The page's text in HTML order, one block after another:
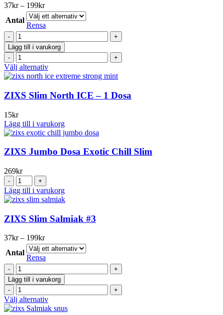
De
olika
väljas
produktsidan
37kr – 199krPrisintervall:
37kr
till
199kr
Antal
Rensa
LONKERO
Grapefruit
&
Gin
mängd
Lägg till i varukorg
LONKERO
Grapefruit
&
mängd
Välj alternativDen
här
har
flera
De
olika
alternativen
kan
väljas
ZIXS Slim North ICE – 1 Dosa
15kr
Lägg till i varukorg
ZIXS Jumbo Dosa Exotic Chill Slim
269kr
ZIXS
Jumbo
Dosa
Chill
Slim
mängd
Lägg till i varukorg
ZIXS Slim Salmiak #3
37kr – 199krPrisintervall:
37kr
till
199kr
Antal
Rensa
ZIXS
Slim
Salmiak
#3
mängd
Lägg till i varukorg
ZIXS
Slim
Salmiak
Välj alternativDen
här